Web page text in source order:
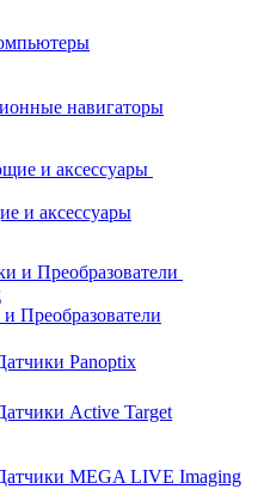
навигаторы
и аксессуары
и аксессуары
и Преобразователи
Преобразователи
Panoptix
Active Target
MEGA LIVE Imaging